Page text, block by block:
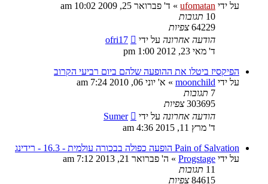
על ידי ufomatan
» ד' פברואר 25, 2009 10:02 am
10 תגובות
64229 צפיות
הודעה אחרונה על ידי
ofri17
ד' מאי 23, 2012 1:00 pm
הפיקסיז ביטלו את ההופעה שלהם ביום רביעי הקרוב
על ידי moonchild
» א' יוני 06, 2010 7:24 am
7 תגובות
303695 צפיות
הודעה אחרונה על ידי
Sumer
ד' מרץ 11, 2015 4:36 am
Pain of Salvation הופעה כפולה בבכורה עולמית - 16.3 - רידינג
על ידי Progstage
» ה' פברואר 21, 2013 7:12 am
11 תגובות
84615 צפיות